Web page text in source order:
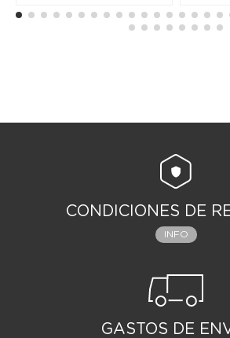
CONDICIONES DE
INFO
GASTOS DE